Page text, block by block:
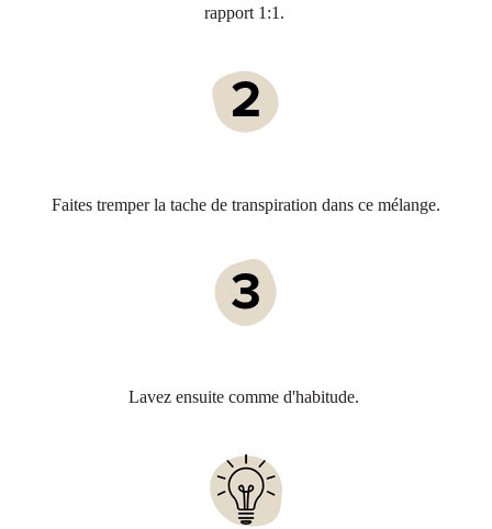
rapport 1:1.
Faites tremper la tache de transpiration dans ce mélange.
Lavez ensuite comme d'habitude.